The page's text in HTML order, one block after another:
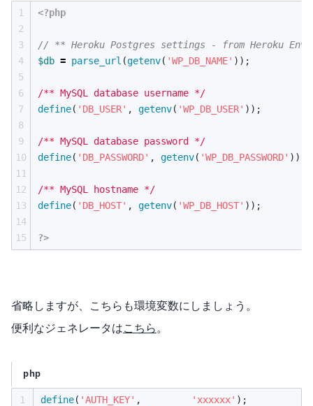
1
2
3
4
5
6
7
8
9
10
11
12
13
14
15
<?php
$db = parse_url (getenv( 'WP_DB_NAME' ));
/** MySQL database username */
define( 'DB_USER' , getenv( 'WP_DB_USER' ));
/** MySQL database password */
define( 'DB_PASSWORD' , getenv( 'WP_DB_PASSWORD' ));
/** MySQL hostname */
define( 'DB_HOST' , getenv( 'WP_DB_HOST' ));
?>
省略しますが、こちらも環境変数にしましょう。
便利なジェネレータはこちら 。
php
1
define( 'AUTH_KEY' , 'xxxxxx' );